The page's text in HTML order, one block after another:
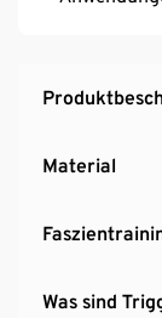
Material
Was sind